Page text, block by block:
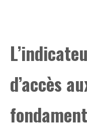
d’accès